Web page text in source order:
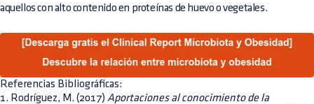
aquellos con alto contenido en proteínas de huevo o vegetales.
Referencias Bibliográficas:
1. Rodríguez, M. (2017) Aportaciones al conocimiento de la